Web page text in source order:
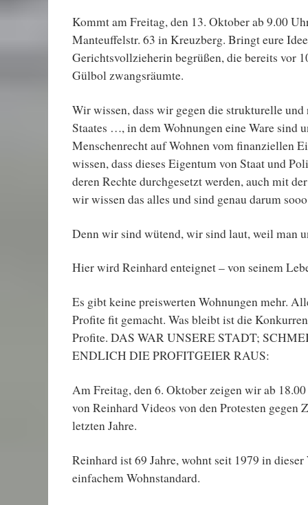
Kommt am Freitag, den 13. Oktober ab 9.00
Manteuffelstr. 63 in Kreuzberg. Bringt eure
Gerichtsvollzieherin begrüßen, die bereits vor
Gülbol zwangsräumte.
Wir wissen, dass wir gegen die strukturelle und
Staates …, in dem Wohnungen eine Ware sind
Menschenrecht auf Wohnen vom finanziellen
wissen, dass dieses Eigentum von Staat und
deren Rechte durchgesetzt werden, auch mit
wir wissen das alles und sind genau darum
Denn wir sind wütend, wir sind laut, weil man
Hier wird Reinhard enteignet – von seinem
Es gibt keine preiswerten Wohnungen mehr.
Profite fit gemacht. Was bleibt ist die
Profite. DAS WAR UNSERE STADT;
ENDLICH DIE PROFITGEIER RAUS:
Am Freitag, den 6. Oktober zeigen wir ab
von Reinhard Videos von den Protesten gegen
letzten Jahre.
Reinhard ist 69 Jahre, wohnt seit 1979 in
einfachem Wohnstandard.